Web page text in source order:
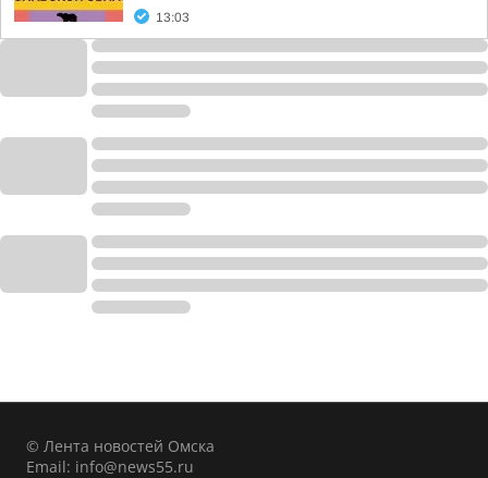
13:03
© Лента новостей Омска
Email: info@news55.ru